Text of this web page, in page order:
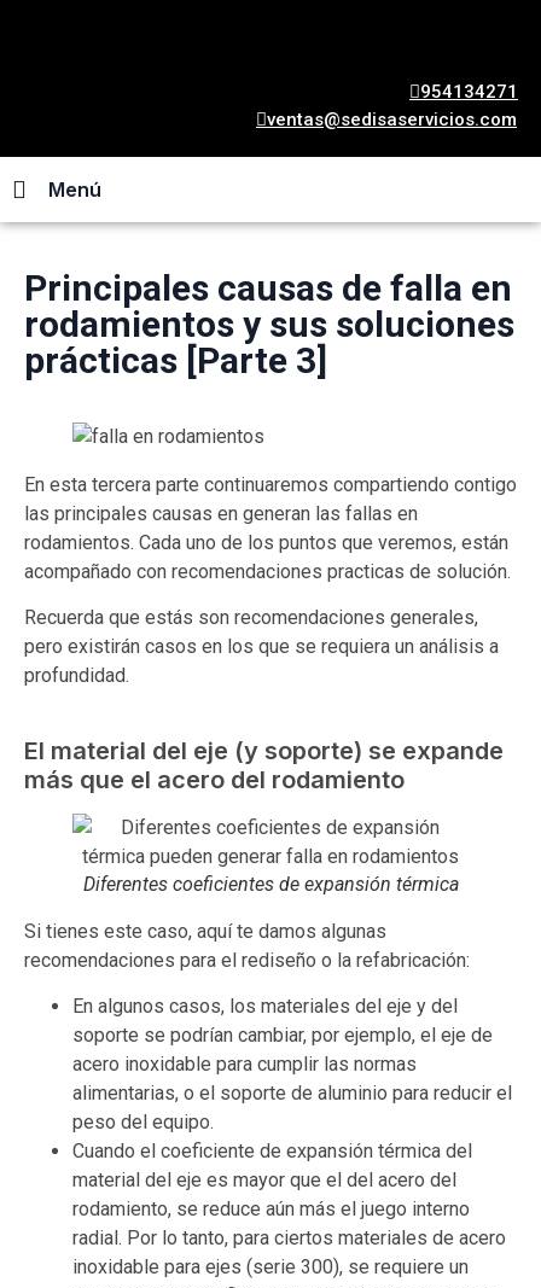
954134271
ventas@sedisaservicios.com
Menú
Principales causas de falla en
rodamientos y sus soluciones
prácticas [Parte 3]
En esta tercera parte continuaremos compartiendo contigo
las principales causas en generan las fallas en
rodamientos. Cada uno de los puntos que veremos, están
acompañado con recomendaciones practicas de solución.
Recuerda que estás son recomendaciones generales,
pero existirán casos en los que se requiera un análisis a
profundidad.
El material del eje (y soporte) se expande
más que el acero del rodamiento
Diferentes coeficientes de expansión térmica
Si tienes este caso, aquí te damos algunas
recomendaciones para el rediseño o la refabricación:
En algunos casos, los materiales del eje y del
soporte se podrían cambiar, por ejemplo, el eje de
acero inoxidable para cumplir las normas
alimentarias, o el soporte de aluminio para reducir el
peso del equipo.
Cuando el coeficiente de expansión térmica del
material del eje es mayor que el del acero del
rodamiento, se reduce aún más el juego interno
radial. Por lo tanto, para ciertos materiales de acero
inoxidable para ejes (serie 300), se requiere un